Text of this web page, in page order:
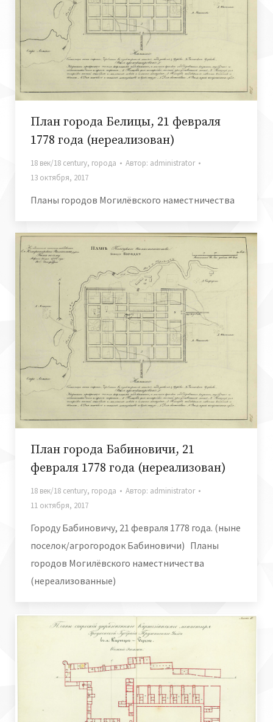
План города Белицы, 21 февраля
1778 года (нереализован)
18 век/18 century, города Автор: administrator
13 октября, 2017
Планы городов Могилёвского наместничества
План города Бабиновичи, 21
февраля 1778 года (нереализован)
18 век/18 century, города Автор: administrator
11 октября, 2017
Городу Бабиновичу, 21 февраля 1778 года. (ныне
поселок/агрогородок Бабиновичи) Планы
городов Могилёвского наместничества
(нереализованные)